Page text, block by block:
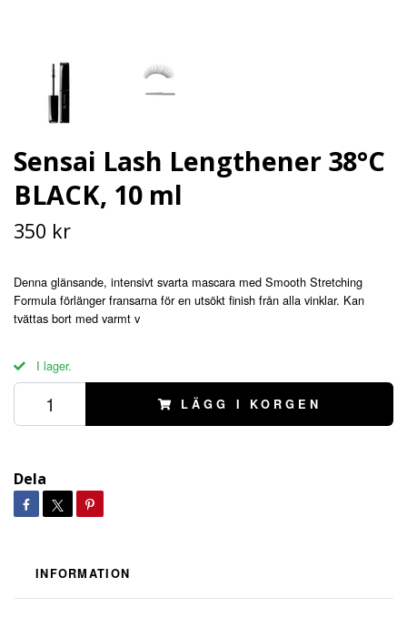
Sensai Lash Lengthener 38°C
BLACK, 10 ml
350 kr
Denna glänsande, intensivt svarta mascara med Smooth Stretching
Formula förlänger fransarna för en utsökt finish från alla vinklar. Kan
tvättas bort med varmt v
I lager.
LÄGG I KORGEN
Dela
INFORMATION